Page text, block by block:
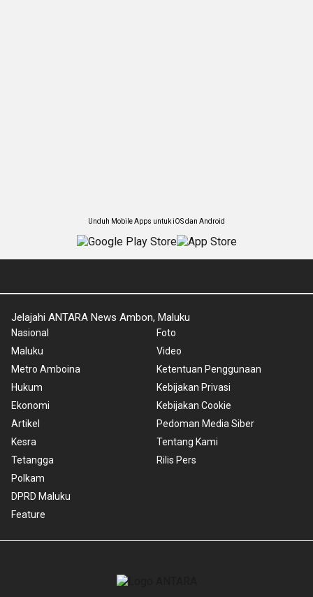
Unduh Mobile Apps untuk iOS dan Android
Jelajahi ANTARA News Ambon, Maluku
Nasional
Maluku
Metro Amboina
Hukum
Ekonomi
Artikel
Kesra
Tetangga
Polkam
DPRD Maluku
Feature
Foto
Video
Ketentuan Penggunaan
Kebijakan Privasi
Kebijakan Cookie
Pedoman Media Siber
Tentang Kami
Rilis Pers